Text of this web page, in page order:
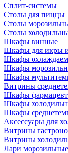
Сплит-системы
Столы для пиццы
Столы
Столы
Шкафы винные
Шкафы для икры и
Шкафы
Шкафы
Шкафы
Витрины
Шкафы
Шкафы
Шкафы
Аксессуары для
Витрины
Витрины
Лари морозильные